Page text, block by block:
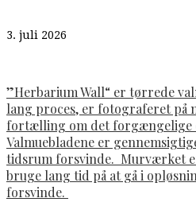
3. juli 2026
”Herbarium Wall“ er tørrede
lang proces, er fotograferet på
fortælling om det forgængelige
Valmuebladene er
tidsrum forsvinde. Murværket
bruge lang tid på at gå i
forsvinde.